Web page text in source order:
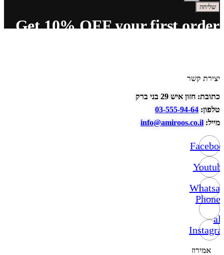
שליחה
Get 10% OFF your first order
יצירת קשר
כתובת: חזון איש 29 בני ברק
טלפון: 03-555-94-64
מייל: info@amiroos.co.il
Phone-
alt
אמירוז